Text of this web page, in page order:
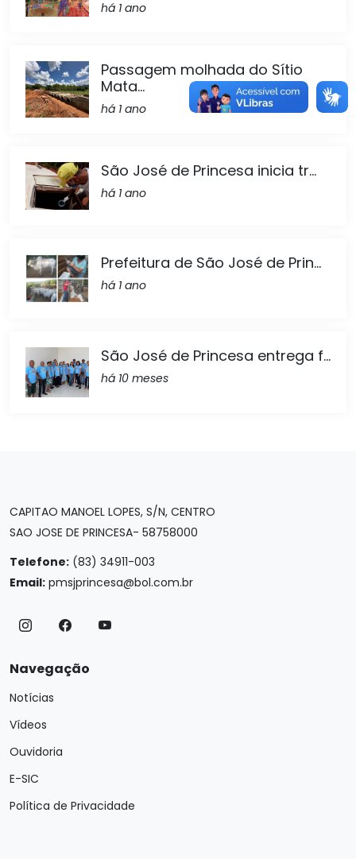
há 1 ano
Passagem molhada do Sítio
Mata...
há 1 ano
São José de Princesa inicia tr...
há 1 ano
Prefeitura de São José de Prin...
há 1 ano
São José de Princesa entrega f...
há 10 meses
CAPITAO MANOEL LOPES, S/N, CENTRO
SAO JOSE DE PRINCESA- 58758000
Telefone: (83) 34911-003
Email: pmsjprincesa@bol.com.br
Navegação
Notícias
Vídeos
Ouvidoria
E-SIC
Política de Privacidade